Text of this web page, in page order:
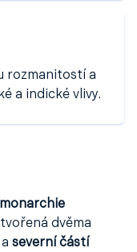
rozmanitostí a
a indické vlivy.
dvěma
a severní částí